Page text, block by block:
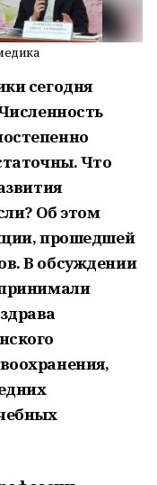
сегодня
Что
Об этом
прошедшей
В обсуждении